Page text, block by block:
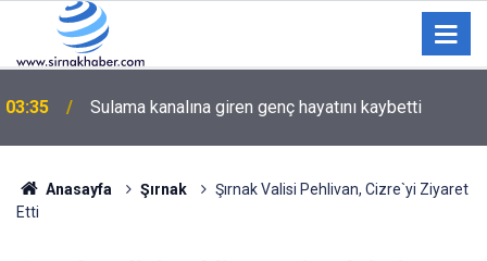
03:35 Sulama kanalına giren genç hayatını kaybetti
Anasayfa Şırnak
Şırnak Valisi Pehlivan, Cizre`yi Ziyaret
Etti